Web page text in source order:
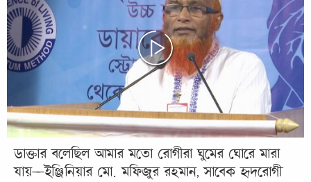
ডাক্তার বলেছিল আমার মতো রোগীরা ঘুমের ঘোরে মারা
যায়—ইঞ্জিনিয়ার মো. মফিজুর রহমান, সাবেক হৃদরোগী